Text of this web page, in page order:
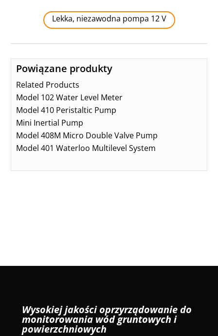
Lekka, niezawodna pompa 12 V
Powiązane produkty
Related Products
Model 102 Water Level Meter
Model 410 Peristaltic Pump
Mini Inertial Pump
Model 408M Micro Double Valve Pump
Model 401 Waterloo Multilevel System
Wysokiej jakości oprzyrządowanie do
monitorowania wód gruntowych i
powierzchniowych